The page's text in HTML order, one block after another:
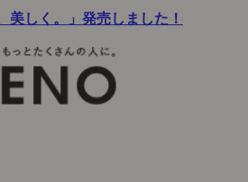
美しく。」発売しました！